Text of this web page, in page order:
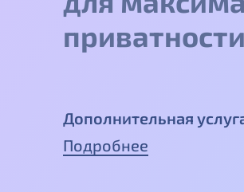
приватности
Дополнительная
Подробнее